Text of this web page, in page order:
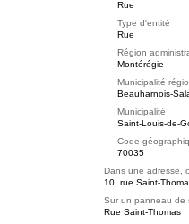
Rue
Type d'entité
Rue
Région
Montérégie
Municipalité
Beauharnois-
Municipalité
Saint-Louis-de-
Code
70035
Dans une adresse,
10, rue Saint-
Sur un panneau de
Rue Saint-Thomas